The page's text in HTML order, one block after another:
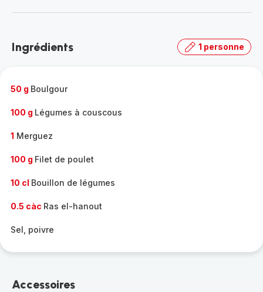
-
gamme
Ingrédients 1 personne
50 g Boulgour
100 g Légumes à couscous
1 Merguez
100 g Filet de poulet
10 cl Bouillon de légumes
0.5 càc Ras el-hanout
Sel, poivre
Accessoires